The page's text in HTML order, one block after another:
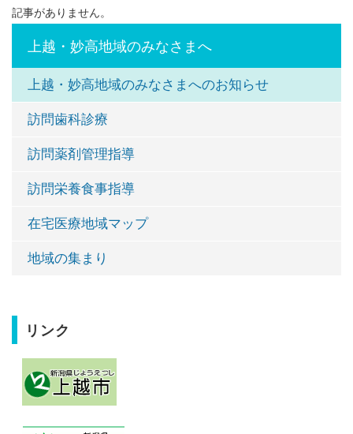
記事がありません。
上越・妙高地域のみなさまへ
上越・妙高地域のみなさまへのお知らせ
訪問歯科診療
訪問薬剤管理指導
訪問栄養食事指導
在宅医療地域マップ
地域の集まり
リンク